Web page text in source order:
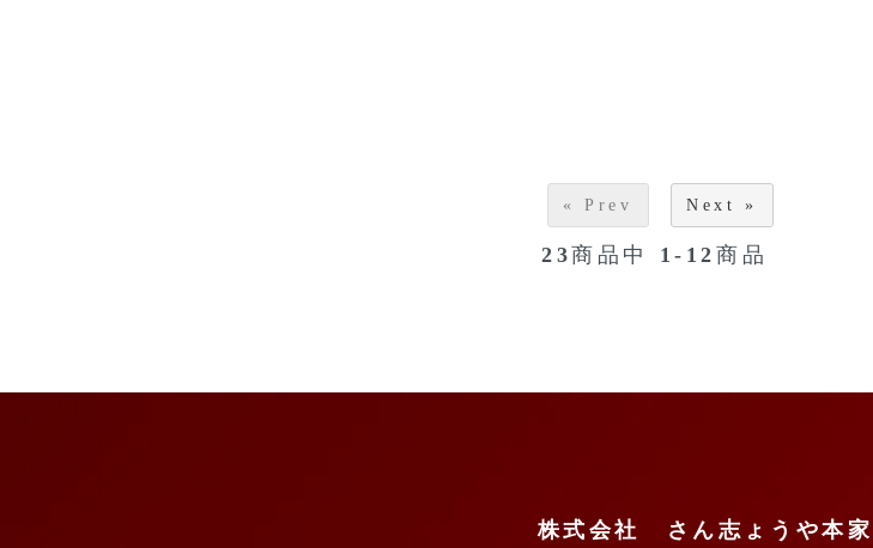
« Prev Next »
23商品中 1-12商品
株式会社 さん志ょうや本家